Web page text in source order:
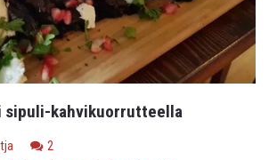
sipuli-kahvikuorrutteella
2kommenttia